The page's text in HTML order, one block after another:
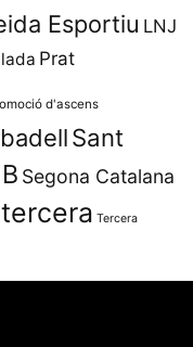
Esportiu LNJ
Prat
d'ascens
Sant
Segona Catalana
tercera Tercera